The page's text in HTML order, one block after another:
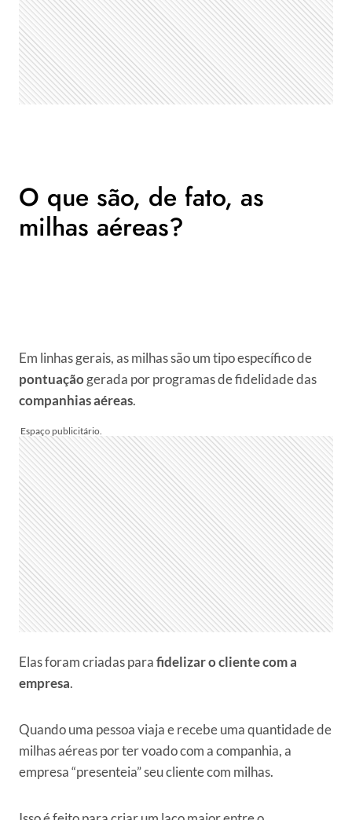
O que são, de fato, as
milhas aéreas?
Em linhas gerais, as milhas são um tipo específico de
pontuação gerada por programas de fidelidade das
companhias aéreas.
Elas foram criadas parafidelizar o cliente com a
empresa.
Quando uma pessoa viaja e recebe uma quantidade de
milhas aéreas por ter voado com a companhia, a
empresa “presenteia” seu cliente com milhas.